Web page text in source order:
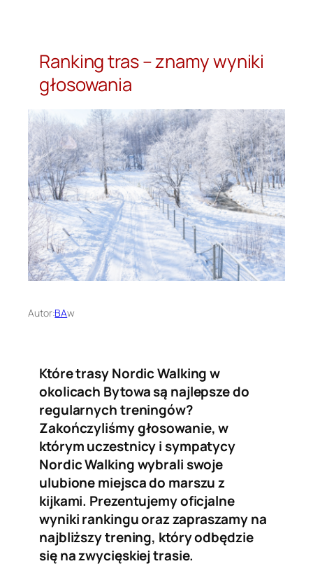
Ranking tras – znamy wyniki
głosowania
Autor:BAw
Które trasy Nordic Walking w
okolicach Bytowa są najlepsze do
regularnych treningów?
Zakończyliśmy głosowanie, w
którym uczestnicy i sympatycy
Nordic Walking wybrali swoje
ulubione miejsca do marszu z
kijkami. Prezentujemy oficjalne
wyniki rankingu oraz zapraszamy na
najbliższy trening, który odbędzie
się na zwycięskiej trasie.